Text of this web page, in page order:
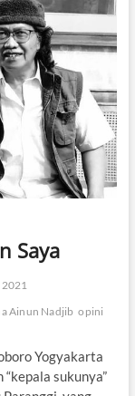
Saya
Ainun Nadjib opini
Yogyakarta
sukunya”